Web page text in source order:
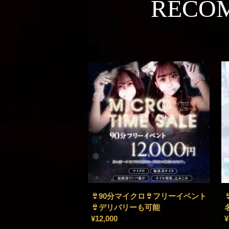
👙90分マイクロ👙フリーイベント
👙デリバリーも可能
¥12,000